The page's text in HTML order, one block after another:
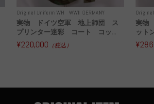
Original Uniform WH WWII GERMANY
実物 ドイツ空軍 地上師団 ス
プリンター迷彩 コート コッ...
¥220,000 （税込）
実物
ット